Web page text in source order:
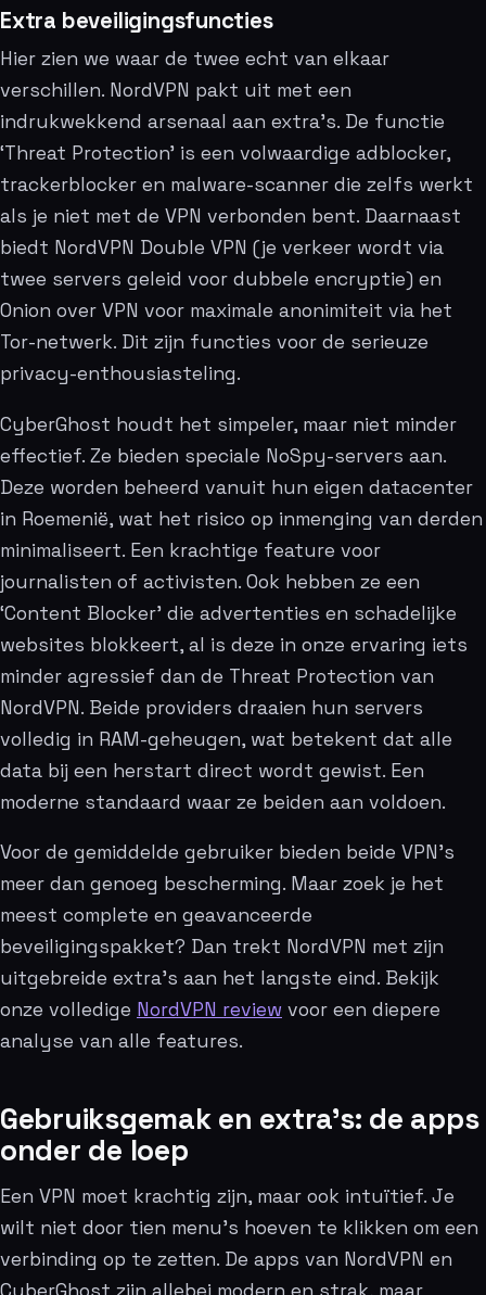
Extra beveiligingsfuncties
Hier zien we waar de twee echt van elkaar
verschillen. NordVPN pakt uit met een
indrukwekkend arsenaal aan extra’s. De functie
‘Threat Protection’ is een volwaardige adblocker,
trackerblocker en malware-scanner die zelfs werkt
als je niet met de VPN verbonden bent. Daarnaast
biedt NordVPN Double VPN (je verkeer wordt via
twee servers geleid voor dubbele encryptie) en
Onion over VPN voor maximale anonimiteit via het
Tor-netwerk. Dit zijn functies voor de serieuze
privacy-enthousiasteling.
CyberGhost houdt het simpeler, maar niet minder
effectief. Ze bieden speciale NoSpy-servers aan.
Deze worden beheerd vanuit hun eigen datacenter
in Roemenië, wat het risico op inmenging van derden
minimaliseert. Een krachtige feature voor
journalisten of activisten. Ook hebben ze een
‘Content Blocker’ die advertenties en schadelijke
websites blokkeert, al is deze in onze ervaring iets
minder agressief dan de Threat Protection van
NordVPN. Beide providers draaien hun servers
volledig in RAM-geheugen, wat betekent dat alle
data bij een herstart direct wordt gewist. Een
moderne standaard waar ze beiden aan voldoen.
Voor de gemiddelde gebruiker bieden beide VPN’s
meer dan genoeg bescherming. Maar zoek je het
meest complete en geavanceerde
beveiligingspakket? Dan trekt NordVPN met zijn
uitgebreide extra’s aan het langste eind. Bekijk
onze volledige NordVPN review voor een diepere
analyse van alle features.
Gebruiksgemak en extra’s: de apps
onder de loep
Een VPN moet krachtig zijn, maar ook intuïtief. Je
wilt niet door tien menu’s hoeven te klikken om een
verbinding op te zetten. De apps van NordVPN en